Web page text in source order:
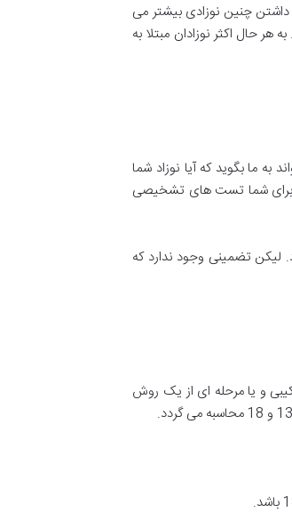
خطر داشتن چنین نوزادی بیشتر می
آوردن بچه ای با سندرم داون 500/1 است. این احتمال برای یک زن 35 ساله 270/1 خواهد بود. به هر حال اکثر نوزادان مبتلا به
ما بگوید که آیا نوزاد شما
برای شما تست های تشخیصی
لیکن تضمینی وجود ندارد که
و یا مرحله ای از یک روش